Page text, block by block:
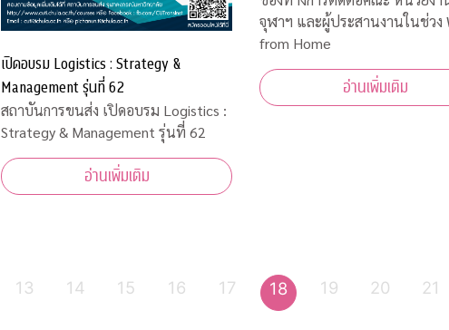
เปิดอบรม Logistics : Strategy &
Management รุ่นที่ 62
สถาบันการขนส่ง เปิดอบรม Logistics :
Strategy & Management รุ่นที่ 62
อ่านเพิ่มเติม
จุฬาฯ และผู้ประสานงานในช่วง
from Home
อ่านเพิ่มเติม
13 14 15 16 17 18 19 20 21